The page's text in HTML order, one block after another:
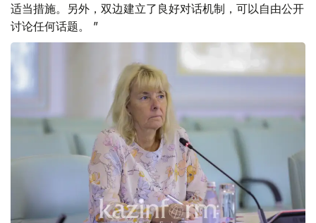
适当措施。另外，双边建立了良好对话机制，可以自由公开
讨论任何话题。 ”